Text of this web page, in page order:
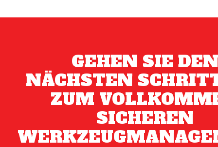
GEHEN SIE DEN
NÄCHSTEN
ZUM
SICHEREN